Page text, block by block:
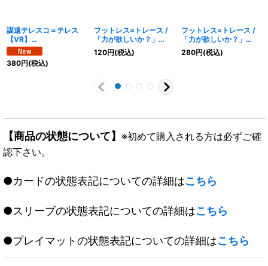
謀遠テレスコ＝テレス
【VR】
{25RP3TR6/TR9}
《闇》
380円(税込)
フットレス=トレース /
「力が欲しいか？」
【U】{24RP2T8/T12}
《闇》
120円(税込)
フットレス=トレース /
「力が欲しいか？」
【U】
{24EX3TF23/TF46}
280円(税込)
【商品の状態について】 ※初めて購入される方は必ずご確
認下さい。
●カードの状態表記についての詳細はこちら
●スリーブの状態表記についての詳細はこちら
●プレイマットの状態表記についての詳細はこちら